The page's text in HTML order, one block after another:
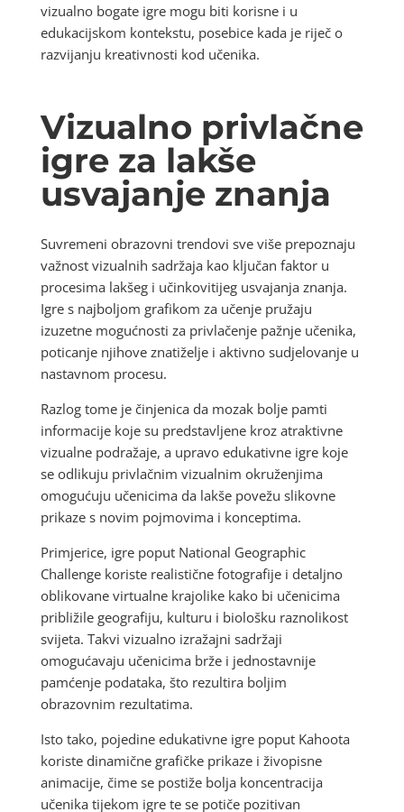
vizualno bogate igre mogu biti korisne i u
edukacijskom kontekstu, posebice kada je riječ o
razvijanju kreativnosti kod učenika.
Vizualno privlačne
igre za lakše
usvajanje znanja
Suvremeni obrazovni trendovi sve više prepoznaju
važnost vizualnih sadržaja kao ključan faktor u
procesima lakšeg i učinkovitijeg usvajanja znanja.
Igre s najboljom grafikom za učenje pružaju
izuzetne mogućnosti za privlačenje pažnje učenika,
poticanje njihove znatiželje i aktivno sudjelovanje u
nastavnom procesu.
Razlog tome je činjenica da mozak bolje pamti
informacije koje su predstavljene kroz atraktivne
vizualne podražaje, a upravo edukativne igre koje
se odlikuju privlačnim vizualnim okruženjima
omogućuju učenicima da lakše povežu slikovne
prikaze s novim pojmovima i konceptima.
Primjerice, igre poput National Geographic
Challenge koriste realistične fotografije i detaljno
oblikovane virtualne krajolike kako bi učenicima
približile geografiju, kulturu i biološku raznolikost
svijeta. Takvi vizualno izražajni sadržaji
omogućavaju učenicima brže i jednostavnije
pamćenje podataka, što rezultira boljim
obrazovnim rezultatima.
Isto tako, pojedine edukativne igre poput Kahoota
koriste dinamične grafičke prikaze i živopisne
animacije, čime se postiže bolja koncentracija
učenika tijekom igre te se potiče pozitivan